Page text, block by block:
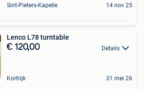
Sint-Pieters-Kapelle 14 nov 25
Lenco L78 turntable
€ 120,00 Details
Kortrijk 31 mei 26